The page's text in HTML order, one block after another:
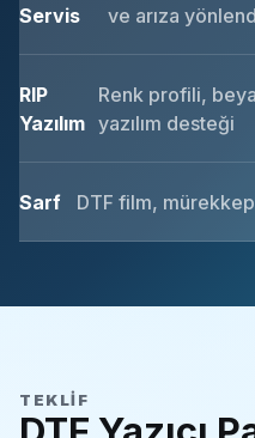
Servis
ve arıza
RIP
Yazılım
Renk profili,
yazılım desteği
Sarf DTF film,
TEKLIF